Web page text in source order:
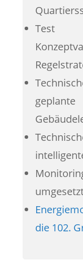
Test der geplanten
Technische Beratung für die
Technische Beratung zur
Monitoring und Evaluation der
Energiemonitoring-Dashboard für
die 102.